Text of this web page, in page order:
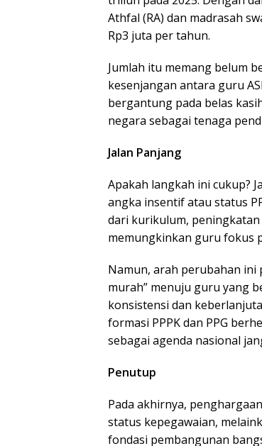
Athfal (RA) dan madrasah
Rp3 juta per tahun.
Jumlah itu memang belum
kesenjangan antara guru
bergantung pada belas
negara sebagai tenaga
Jalan Panjang
Apakah langkah ini cukup?
angka insentif atau status
dari kurikulum,
memungkinkan guru fokus
Namun, arah perubahan ini
murah” menuju guru yang
konsistensi dan
formasi PPPK dan PPG
sebagai agenda nasional
Penutup
Pada akhirnya,
status kepegawaian,
fondasi pembangunan